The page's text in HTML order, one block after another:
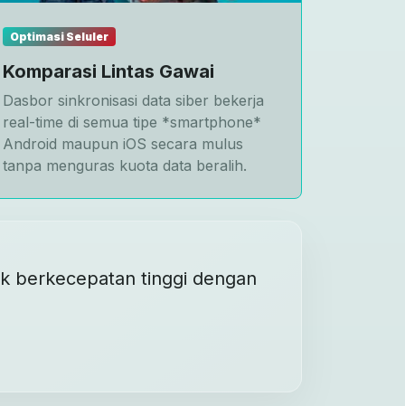
Optimasi Seluler
Komparasi Lintas Gawai
Dasbor sinkronisasi data siber bekerja
real-time di semua tipe *smartphone*
Android maupun iOS secara mulus
tanpa menguras kuota data beralih.
berkecepatan tinggi dengan